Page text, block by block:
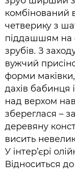
комбінований
четверику з
піддашшям на
зрубів. З
вужчий
форми
дахів бабинця
над верхом
збереглася –
деревяну
висить
У інтер’єрі
Відноситься